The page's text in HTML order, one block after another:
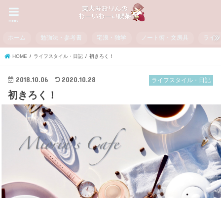
menu
ホーム 勉強法・参考書 宅浪・独学 ノート術・文房具 ライ
HOME ライフスタイル・日記 初きろく！
ライフスタイル・日記
2018.10.06 2020.10.28
初きろく！